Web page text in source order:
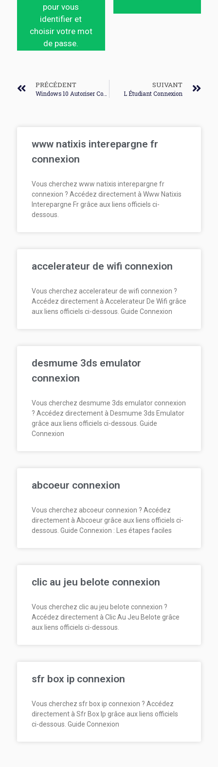
pour vous
identifier et
choisir votre mot
de passe.
PRÉCÉDENT SUIVANT
L Étudiant Connexion
www natixis interepargne fr
connexion
Vous cherchez www natixis interepargne fr
connexion ? Accédez directement à Www Natixis
Interepargne Fr grâce aux liens officiels ci-
dessous.
accelerateur de wifi connexion
Vous cherchez accelerateur de wifi connexion ?
Accédez directement à Accelerateur De Wifi grâce
aux liens officiels ci-dessous. Guide Connexion
desmume 3ds emulator
connexion
Vous cherchez desmume 3ds emulator connexion
? Accédez directement à Desmume 3ds Emulator
grâce aux liens officiels ci-dessous. Guide
Connexion
abcoeur connexion
Vous cherchez abcoeur connexion ? Accédez
directement à Abcoeur grâce aux liens officiels ci-
dessous. Guide Connexion : Les étapes faciles
clic au jeu belote connexion
Vous cherchez clic au jeu belote connexion ?
Accédez directement à Clic Au Jeu Belote grâce
aux liens officiels ci-dessous.
sfr box ip connexion
Vous cherchez sfr box ip connexion ? Accédez
directement à Sfr Box Ip grâce aux liens officiels
ci-dessous. Guide Connexion